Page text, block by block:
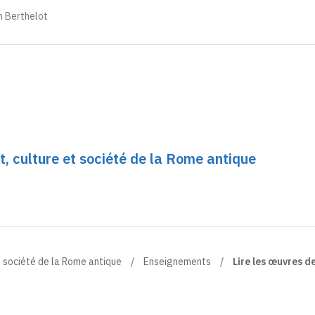
Berthelot
culture et société de la Rome antique
de la Rome antique Enseignements Lire les œuvres